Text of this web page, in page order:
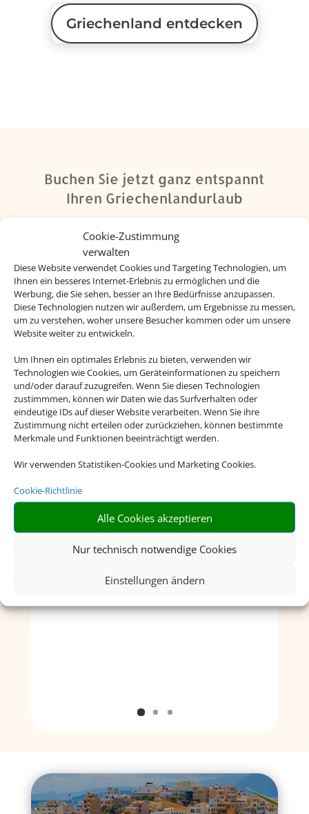
Cookie-Zustimmung
verwalten
Diese Website verwendet Cookies und Targeting Technologien, um
Ihnen ein besseres Internet-Erlebnis zu ermöglichen und die
Werbung, die Sie sehen, besser an Ihre Bedürfnisse anzupassen.
Diese Technologien nutzen wir außerdem, um Ergebnisse zu messen,
um zu verstehen, woher unsere Besucher kommen oder um unsere
Website weiter zu entwickeln.
Um Ihnen ein optimales Erlebnis zu bieten, verwenden wir
Technologien wie Cookies, um Geräteinformationen zu speichern
und/oder darauf zuzugreifen. Wenn Sie diesen Technologien
zustimmmen, können wir Daten wie das Surfverhalten oder
eindeutige IDs auf dieser Website verarbeiten. Wenn Sie ihre
Zustimmung nicht erteilen oder zurückziehen, können bestimmte
Merkmale und Funktionen beeinträchtigt werden.
Wir verwenden Statistiken-Cookies und Marketing Cookies.
Cookie-Richtlinie
Alle Cookies akzeptieren
Nur technisch notwendige Cookies
Einstellungen ändern
Griechenland entdecken
Buchen Sie jetzt ganz entspannt
Ihren Griechenlandurlaub